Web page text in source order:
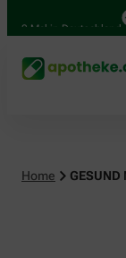
Mal in Deutschland
Home